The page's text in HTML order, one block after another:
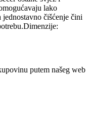
lako
čišćenje čini
putem našeg web